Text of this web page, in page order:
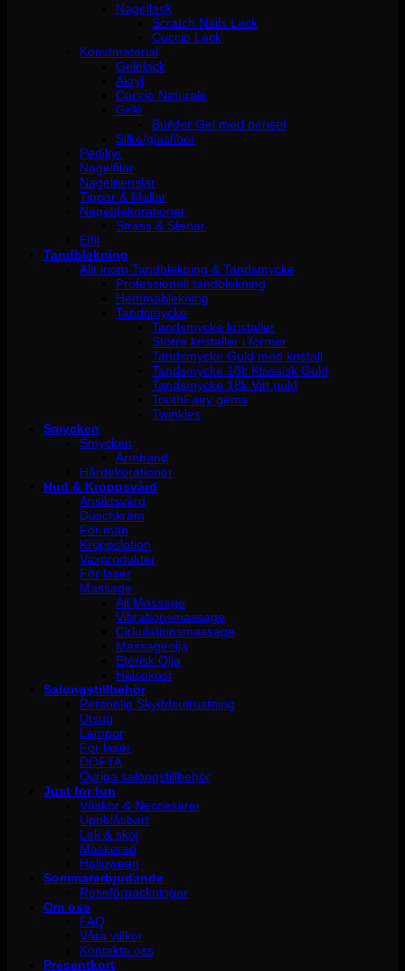
Nagellack
Scratch Nails Lack
Cuccio Lack
Konstmaterial
Gelélack
Akryl
Cuccio Naturale
Gelé
Builder Gel med pensel
Silke/glasfiber
Pedikyr
Nagelfilar
Nagelpenslar
Tippar & Mallar
Nageldekorationer
Strass & Stenar
Elfil
Tandblekning
Allt inom Tandblekning & Tandsmycke
Professionell tandblekning
Hemmablekning
Tandsmycke
Tandsmycke kristaller
Större kristaller i former
Tandsmycke Guld med kristall
Tandsmycke 18k Klassisk Guld
Tandsmycke 18k Vitt guld
ToothFairy gems
Twinkles
Smycken
Smycken
Armband
Hårdekorationer
Hud & Kroppsvård
Ansiktsvård
Duschkräm
För män
Kroppslotion
Vaxprodukter
För laser
Massage
All Massage
Vibrationsmassage
Cirkulationsmassage
Massageolja
Eterisk Olja
Hälsokost
Salongstillbehör
Personlig Skyddsutrustning
Utsug
Lampor
För laser
DOFTA
Övriga salongstillbehör
Just for fun
Väskor & Neccesärer
Uppblåsbart
Lek & skoj
Maskerad
Halloween
Sommarerbjudande
Reseförpackningar
Om oss
FAQ
Våra villkor
Kontakta oss
Presentkort